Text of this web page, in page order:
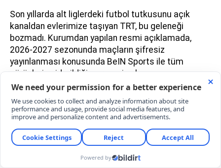
Son yıllarda alt liglerdeki futbol tutkusunu açık
kanaldan evlerimize taşıyan TRT, bu geleneği
bozmadı. Kurumdan yapılan resmi açıklamada,
2026-2027 sezonunda maçların şifresiz
yayınlanması konusunda BeIN Sports ile tüm
pürüzlerin giderildiği ve resmi anlaşmanın
imzalandığı belirtildi.
TRT'nin açıklamasında,
"Futbolseverlere müjde! 2026-2027 Sezonunda
TFF 1. Lig heyecanı yine TRT Spor ve tabii’de